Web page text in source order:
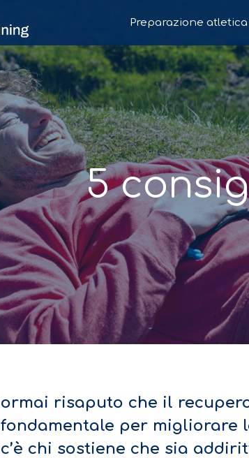
Preparazione atletica
5
ormai risaputo che il
fondamentale per migliorare
c’è chi sostiene che sia